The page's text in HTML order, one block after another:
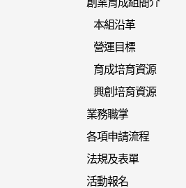
創業育成組簡介
本組沿革
營運目標
育成培育資源
興創培育資源
業務職掌
各項申請流程
法規及表單
活動報名